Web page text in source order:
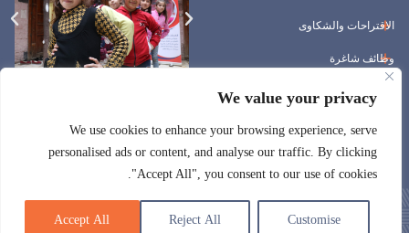
We value your privacy
We use cookies to enhance your browsing experience, serve
personalised ads or content, and analyse our traffic. By clicking
"Accept All", you consent to our use of cookies.
Customise
Reject All
Accept All
الاقتراحات والشكاوى
وظائف شاغرة